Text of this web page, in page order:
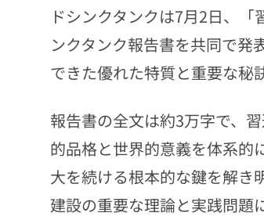
ドシンクタンクは7月2日、
ンクタンク報告書を共同で発
できた優れた特質と重要な秘
報告書の全文は約3万字で、
的品格と世界的意義を体系的
大を続ける根本的な鍵を解き
建設の重要な理論と実践問題